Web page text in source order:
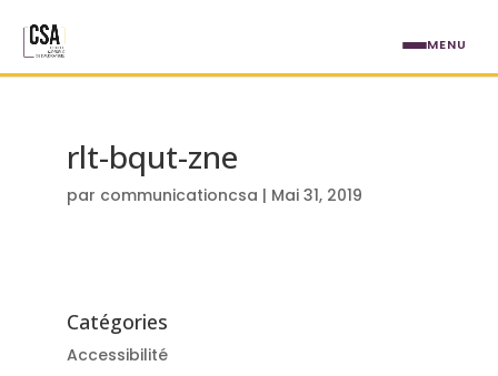
rlt-bqut-zne
par communicationcsa | Mai 31, 2019
Catégories
Accessibilité
MENU